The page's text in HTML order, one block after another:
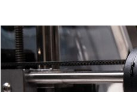
wybierz
drukarkę
dla